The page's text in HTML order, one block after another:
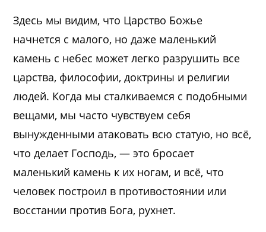
Здесь мы видим, что Царство Божье
начнется с малого, но даже маленький
камень с небес может легко разрушить все
царства, философии, доктрины и религии
людей. Когда мы сталкиваемся с подобными
вещами, мы часто чувствуем себя
вынужденными атаковать всю статую, но всё,
что делает Господь, — это бросает
маленький камень к их ногам, и всё, что
человек построил в противостоянии или
восстании против Бога, рухнет.